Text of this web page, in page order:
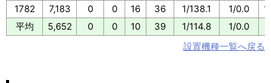
1782
7,183 0 0 16 36 1/138.1 1/0.0
平均
5,652 0 0 10 39 1/114.8 1/0.0
設置機種一覧へ戻る